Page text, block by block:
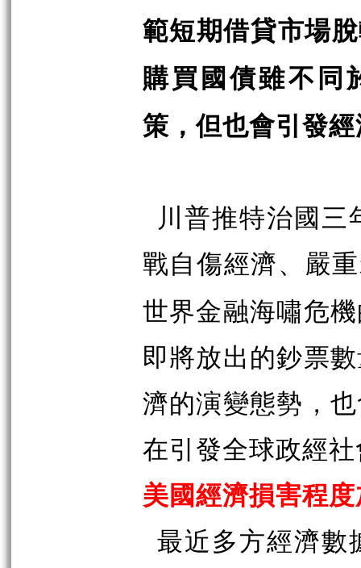
範短期借貸市場
購買國債雖不同
策，但也會引發
川普推特治國
戰自傷經濟、嚴
世界金融海嘯危
即將放出的鈔票
濟的演變態勢，
在引發全球政經
美國經濟損害程
最近多方經濟數